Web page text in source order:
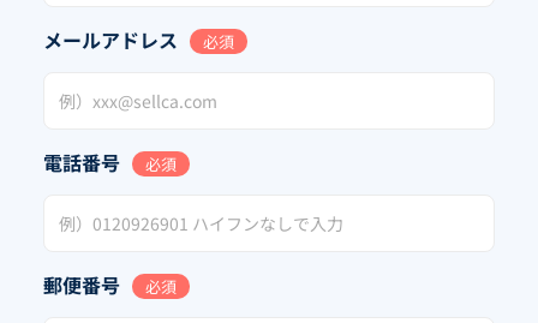
メールアドレス 必須
電話番号 必須
郵便番号 必須